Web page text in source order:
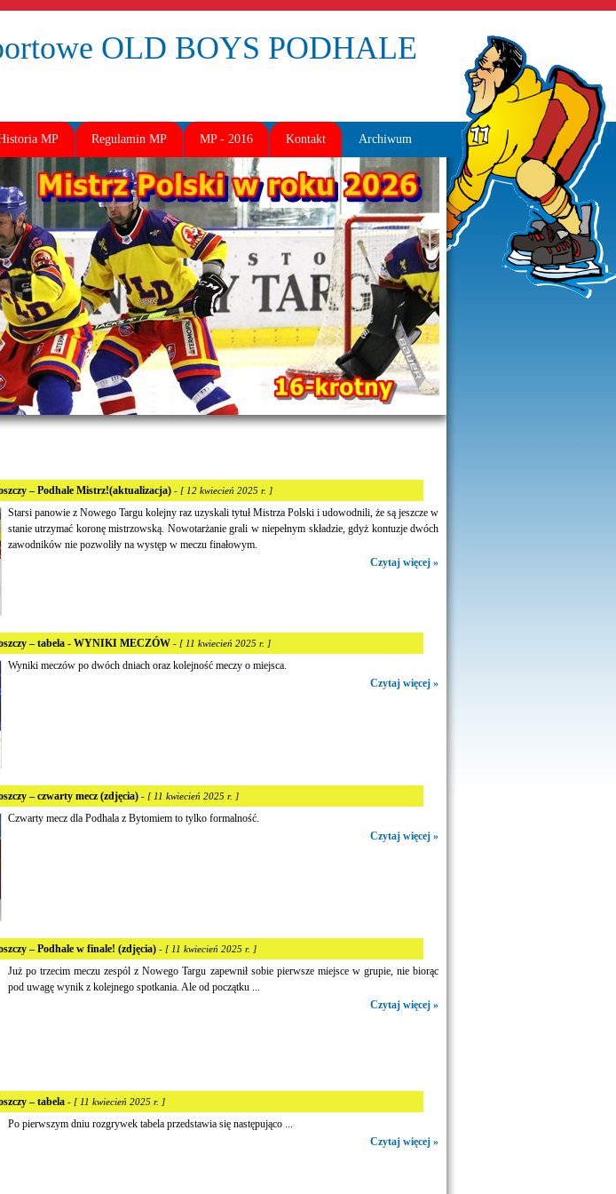
OLD BOYS PODHALE
MP Regulamin MP MP - 2016 Kontakt Archiwum
– Podhale Mistrz!(aktualizacja) - [ 12 kwiecień 2025 r. ]
Starsi panowie z Nowego Targu kolejny raz uzyskali tytuł Mistrza Polski i udowodnili, że są jeszcze w
stanie utrzymać koronę mistrzowską. Nowotarżanie grali w niepełnym składzie, gdyż kontuzje dwóch
zawodników nie pozwoliły na występ w meczu finałowym.
Czytaj więcej »
– tabela - WYNIKI MECZÓW - [ 11 kwiecień 2025 r. ]
Wyniki meczów po dwóch dniach oraz kolejność meczy o miejsca.
Czytaj więcej »
– czwarty mecz (zdjęcia) - [ 11 kwiecień 2025 r. ]
Czwarty mecz dla Podhala z Bytomiem to tylko formalność.
Czytaj więcej »
– Podhale w finale! (zdjęcia) - [ 11 kwiecień 2025 r. ]
Już po trzecim meczu zespól z Nowego Targu zapewnił sobie pierwsze miejsce w grupie, nie biorąc
pod uwagę wynik z kolejnego spotkania. Ale od początku ...
Czytaj więcej »
– tabela - [ 11 kwiecień 2025 r. ]
Po pierwszym dniu rozgrywek tabela przedstawia się następująco ...
Czytaj więcej »